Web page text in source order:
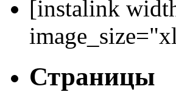
[instalink
Страницы